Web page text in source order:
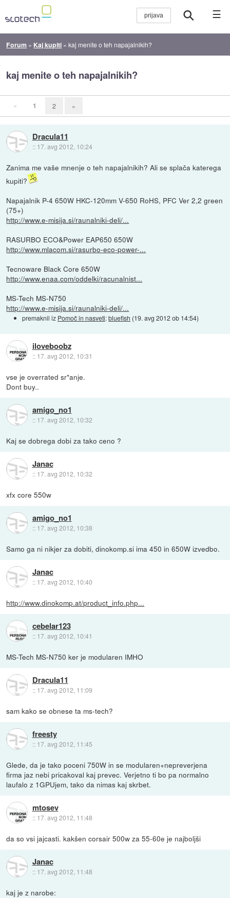
☰
Forum » Kaj kupiti »kaj menite o teh napajalnikih?
kaj menite o teh napajalnikih?
« 1 2 »
Dracula11
:: 17. avg 2012, 10:24
Zanima me vaše mnenje o teh napajalnikih? Ali se splača katerega
kupiti?
Napajalnik P-4 650W HKC-120mm V-650 RoHS, PFC Ver 2,2 green
(75+)
http://www.e-misija.si/raunalniki-deli/...
RASURBO ECO&Power EAP650 650W
http://www.mlacom.si/rasurbo-eco-power-...
Tecnoware Black Core 650W
http://www.enaa.com/oddelki/racunalnist...
MS-Tech MS-N750
http://www.e-misija.si/raunalniki-deli/...
premaknil iz Pomoč in nasveti:bluefish (19. avg 2012 ob 14:54)
iloveboobz
:: 17. avg 2012, 10:31
vse je overrated sr*anje.
Dont buy..
amigo_no1
:: 17. avg 2012, 10:32
Kaj se dobrega dobi za tako ceno ?
Janac
:: 17. avg 2012, 10:32
xfx core 550w
amigo_no1
:: 17. avg 2012, 10:38
Samo ga ni nikjer za dobiti, dinokomp.si ima 450 in 650W izvedbo.
Janac
:: 17. avg 2012, 10:40
http://www.dinokomp.at/product_info.php...
cebelar123
:: 17. avg 2012, 10:41
MS-Tech MS-N750 ker je modularen IMHO
Dracula11
:: 17. avg 2012, 11:09
sam kako se obnese ta ms-tech?
freesty
:: 17. avg 2012, 11:45
Glede, da je tako poceni 750W in se modularen+nepreverjena
firma jaz nebi pricakoval kaj prevec. Verjetno ti bo pa normalno
laufalo z 1GPUjem, tako da nimas kaj skrbet.
mtosev
:: 17. avg 2012, 11:48
da so vsi jajcasti. kakšen corsair 500w za 55-60e je najboljši
Janac
:: 17. avg 2012, 11:48
kaj je z narobe: